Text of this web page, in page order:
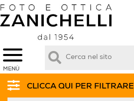
MENÙ
CLICCA QUI PER FILTRARE